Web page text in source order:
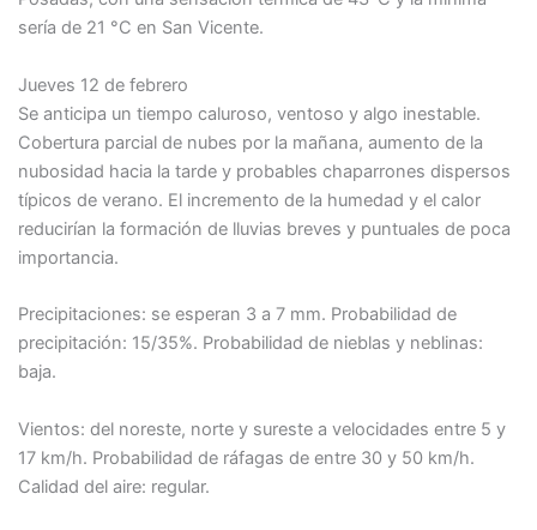
sería de 21 °C en San Vicente.
Jueves 12 de febrero
Se anticipa un tiempo caluroso, ventoso y algo inestable.
Cobertura parcial de nubes por la mañana, aumento de la
nubosidad hacia la tarde y probables chaparrones dispersos
típicos de verano. El incremento de la humedad y el calor
reducirían la formación de lluvias breves y puntuales de poca
importancia.
Precipitaciones: se esperan 3 a 7 mm. Probabilidad de
precipitación: 15/35%. Probabilidad de nieblas y neblinas:
baja.
Vientos: del noreste, norte y sureste a velocidades entre 5 y
17 km/h. Probabilidad de ráfagas de entre 30 y 50 km/h.
Calidad del aire: regular.